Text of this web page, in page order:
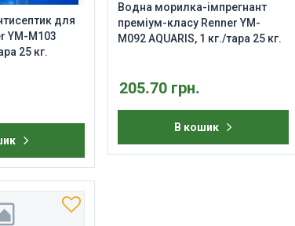
для
YM-M103
25 кг.
Водна морилка-імпрегнант
преміум-класу Renner YM-
M092 AQUARIS, 1 кг./тара 25 кг.
205.70 грн.
В кошик